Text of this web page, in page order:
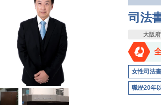
司法
大阪府
女性司法
職歴20年